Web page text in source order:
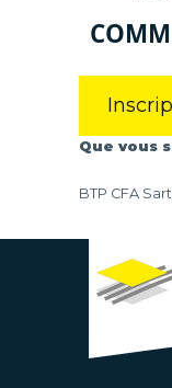
Que vous
BTP CFA